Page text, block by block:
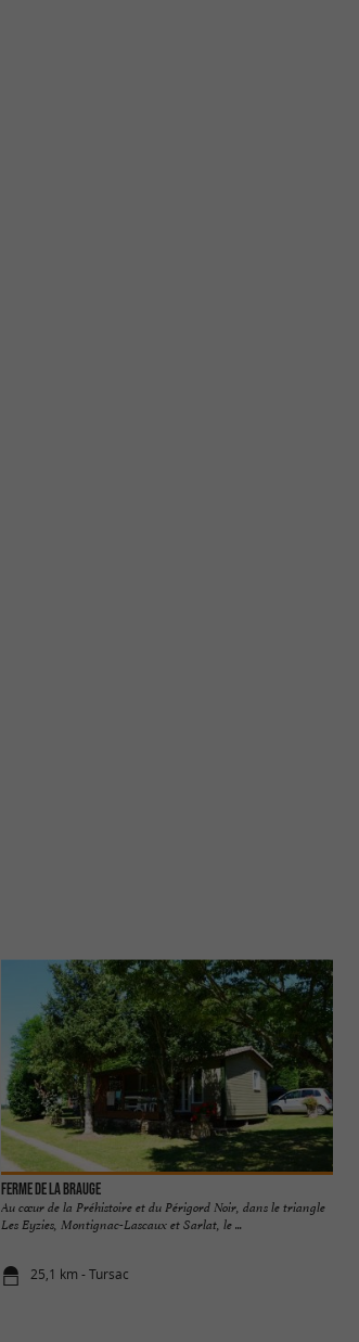
Ferme de la Brauge
Au cœur de la Préhistoire et du Périgord Noir, dans le triangle
Les Eyzies, Montignac-Lascaux et Sarlat, le ...
25,1 km - Tursac